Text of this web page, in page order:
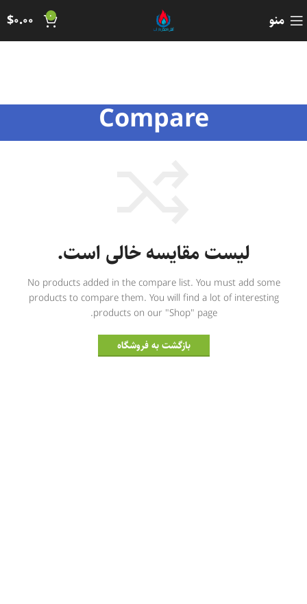
منو 0
$0.00
Compare
لیست مقایسه خالی است.
No products added in the compare list. You must add some
products to compare them. You will find a lot of interesting
products on our "Shop" page.
بازگشت به فروشگاه